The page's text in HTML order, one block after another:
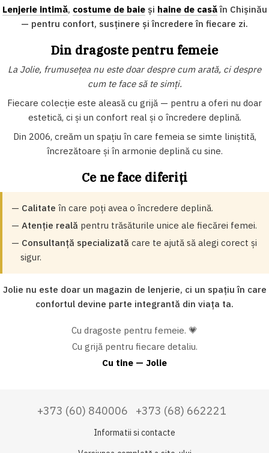
Lenjerie intimă, costume de baieși haine de casăîn Chișinău
— pentru confort, susținere și încredere în fiecare zi.
Din dragoste pentru femeie
La Jolie, frumusețea nu este doar despre cum arată, ci despre
cum te face să te simți.
Fiecare colecție este aleasă cu grijă — pentru a oferi nu doar
estetică, ci și un confort real și o încredere deplină.
Din 2006, creăm un spațiu în care femeia se simte liniștită,
încrezătoare și în armonie deplină cu sine.
Ce ne face diferiți
— Calitate în care poți avea o încredere deplină.
— Atenție reală pentru trăsăturile unice ale fiecărei femei.
— Consultanță specializată care te ajută să alegi corect și
sigur.
Jolie nu este doar un magazin de lenjerie, ci un spațiu în care
confortul devine parte integrantă din viața ta.
Cu dragoste pentru femeie. 💗
Cu grijă pentru fiecare detaliu.
Cu tine — Jolie
+373 (60) 840006 +373 (68) 662221
Informatii si contacte